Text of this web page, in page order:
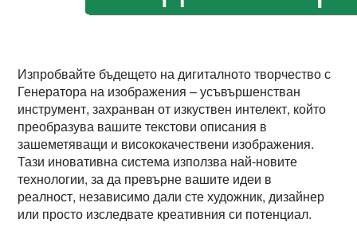
Изпробвайте бъдещето на дигиталното творчество с
Генератора на изображения – усъвършенстван
инструмент, захранван от изкуствен интелект, който
преобразува вашите текстови описания в
зашеметяващи и висококачествени изображения.
Тази иновативна система използва най-новите
технологии, за да превърне вашите идеи в
реалност, независимо дали сте художник, дизайнер
или просто изследвате креативния си потенциал.